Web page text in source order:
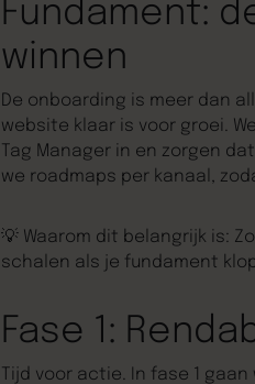
Fundament:
winnen
De onboarding is meer dan
website klaar is voor groei.
Tag Manager in en zorgen
we roadmaps per kanaal,
💡 Waarom dit belangrijk is:
schalen als je fundament
Fase 1:
Tijd voor actie. In fase 1